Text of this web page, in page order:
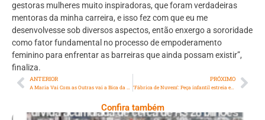
gestoras mulheres muito inspiradoras, que foram verdadeiras
mentoras da minha carreira, e isso fez com que eu me
desenvolvesse sob diversos aspectos, então enxergo a sororidade
como fator fundamental no processo de empoderamento
feminino para enfrentar as barreiras que ainda possam existir”,
finaliza.
ANTERIOR
A Maria Vai Com as Outras vai a Bica da Rainha.
PRÓXIMO
‘Fábrica de Nuvem’: Peça infantil estreia em 5 de setembro no Centro de Artes da Maré, promovendo reflexões sobre a preservação do meio ambiente
Confira também